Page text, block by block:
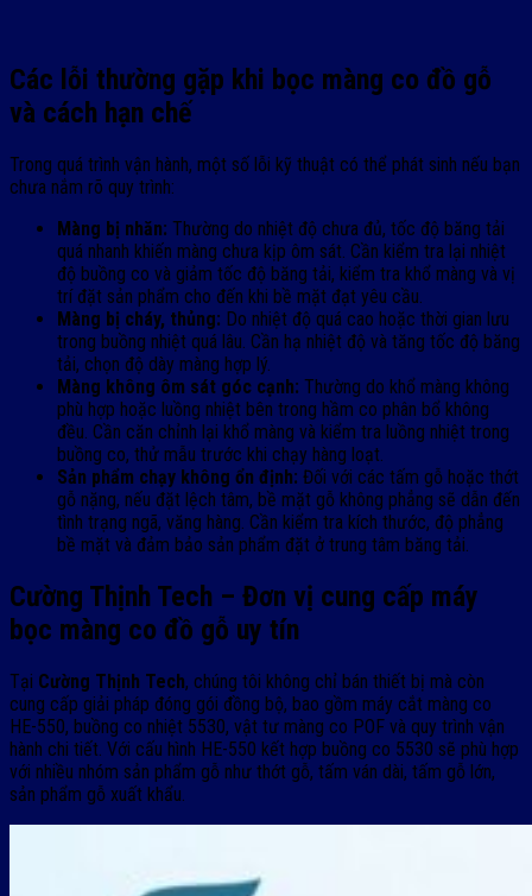
Các lỗi thường gặp khi bọc màng co đồ gỗ
và cách hạn chế
Trong quá trình vận hành, một số lỗi kỹ thuật có thể phát sinh nếu bạn
chưa nắm rõ quy trình:
Màng bị nhăn: Thường do nhiệt độ chưa đủ, tốc độ băng tải
quá nhanh khiến màng chưa kịp ôm sát. Cần kiểm tra lại nhiệt
độ buồng co và giảm tốc độ băng tải, kiểm tra khổ màng và vị
trí đặt sản phẩm cho đến khi bề mặt đạt yêu cầu.
Màng bị cháy, thủng: Do nhiệt độ quá cao hoặc thời gian lưu
trong buồng nhiệt quá lâu. Cần hạ nhiệt độ và tăng tốc độ băng
tải, chọn độ dày màng hợp lý.
Màng không ôm sát góc cạnh: Thường do khổ màng không
phù hợp hoặc luồng nhiệt bên trong hầm co phân bổ không
đều. Cần căn chỉnh lại khổ màng và kiểm tra luồng nhiệt trong
buồng co, thử mẫu trước khi chạy hàng loạt.
Sản phẩm chạy không ổn định: Đối với các tấm gỗ hoặc thớt
gỗ nặng, nếu đặt lệch tâm, bề mặt gỗ không phẳng sẽ dẫn đến
tình trạng ngã, văng hàng. Cần kiểm tra kích thước, độ phẳng
bề mặt và đảm bảo sản phẩm đặt ở trung tâm băng tải.
Cường Thịnh Tech – Đơn vị cung cấp máy
bọc màng co đồ gỗ uy tín
Tại Cường Thịnh Tech, chúng tôi không chỉ bán thiết bị mà còn
cung cấp giải pháp đóng gói đồng bộ, bao gồm máy cắt màng co
HE-550, buồng co nhiệt 5530, vật tư màng co POF và quy trình vận
hành chi tiết. Với cấu hình HE-550 kết hợp buồng co 5530 sẽ phù hợp
với nhiều nhóm sản phẩm gỗ như thớt gỗ, tấm ván dài, tấm gỗ lớn,
sản phẩm gỗ xuất khẩu.